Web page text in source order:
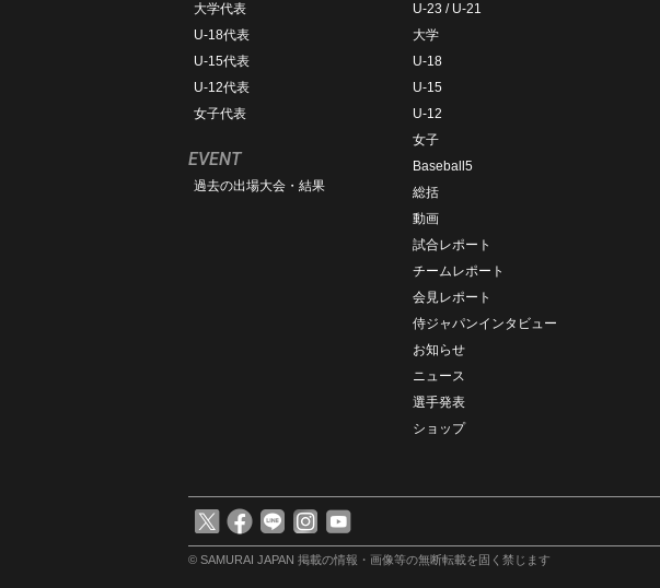
大学代表
U-18代表
U-15代表
U-12代表
女子代表
EVENT
過去の出場大会・結果
U-23 / U-21
大学
U-18
U-15
U-12
女子
Baseball5
総括
動画
試合レポート
チームレポート
会見レポート
侍ジャパンインタビュー
お知らせ
ニュース
選手発表
ショップ
© SAMURAI JAPAN 掲載の情報・画像等の無断転載を固く禁じます